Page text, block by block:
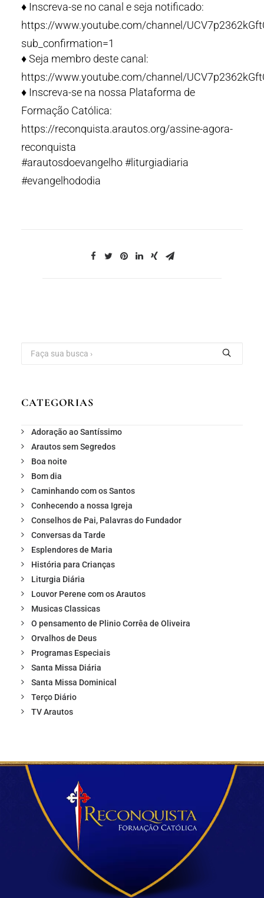
♦️ Inscreva-se no canal e seja notificado:
https://www.youtube.com/channel/
sub_confirmation=1
♦️ Seja membro deste canal:
https://www.youtube.com/channel/
♦️ Inscreva-se na nossa Plataforma de
Formação Católica:
https://reconquista.arautos.org/assine-agora-
reconquista
#arautosdoevangelho #liturgiadiaria
#evangelhododia
CATEGORIAS
Adoração ao Santíssimo
Arautos sem Segredos
Boa noite
Bom dia
Caminhando com os Santos
Conhecendo a nossa Igreja
Conselhos de Pai, Palavras do Fundador
Conversas da Tarde
Esplendores de Maria
História para Crianças
Liturgia Diária
Louvor Perene com os Arautos
Musicas Classicas
O pensamento de Plinio Corrêa de Oliveira
Orvalhos de Deus
Programas Especiais
Santa Missa Diária
Santa Missa Dominical
Terço Diário
TV Arautos